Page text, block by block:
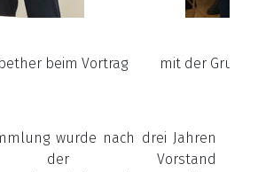
beim Vortrag mit der
wurde nach drei Jahren
der Vorstand